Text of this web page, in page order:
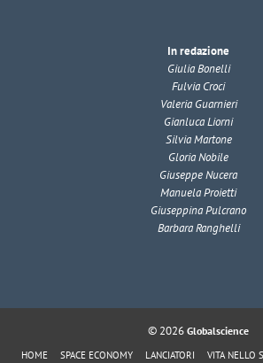
In redazione
Giulia Bonelli
Fulvia Croci
Valeria Guarnieri
Gianluca Liorni
Silvia Martone
Gloria Nobile
Giuseppe Nucera
Manuela Proietti
Giuseppina Pulcrano
Barbara Ranghelli
© 2026 Globalscience
HOME SPACE ECONOMY LANCIATORI VITA NELLO